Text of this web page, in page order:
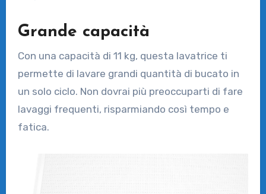
Grande capacità
Con una capacità di 11 kg, questa lavatrice ti
permette di lavare grandi quantità di bucato in
un solo ciclo. Non dovrai più preoccuparti di fare
lavaggi frequenti, risparmiando così tempo e
fatica.